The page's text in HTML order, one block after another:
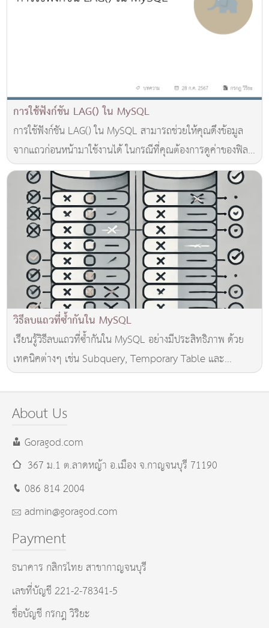
การใช้ฟังก์ชัน LAG() ใน MySQL
การใช้ฟังก์ชัน LAG() ใน MySQL สามารถช่วยให้คุณดึงข้อมูล
จากแถวก่อนหน้ามาใช้งานได้ ในกรณีที่คุณต้องการดูค่าของฟิลด์
ในแถวก่อนหน้าในผลลัพธ์ของคุณ เช่น การคำนวณการ
เปลี่ยนแปลงของค่าในแถวปัจจุบันเทียบกับแถวก่อนหน้า
วิธีลบแถวที่ซ้ำกันใน MySQL
เรียนรู้วิธีลบแถวที่ซ้ำกันใน MySQL อย่างมีประสิทธิภาพ ด้วย
เทคนิคต่างๆ เช่น Subquery, Temporary Table และ
ROW_NUMBER() พร้อมคำแนะนำสำหรับการรักษาคุณภาพ
About Us
Goragod.com
367 ม.1 ต.ลาดหญ้า อ.เมืองจ.กาญจนบุรี 71190
086 814 2004
admin@goragod.com
Payment
ธนาคาร กสิกรไทย สาขากาญจนบุรี
เลขที่บัญชี 221-2-78341-5
ชื่อบัญชี กรกฎ วิริยะ